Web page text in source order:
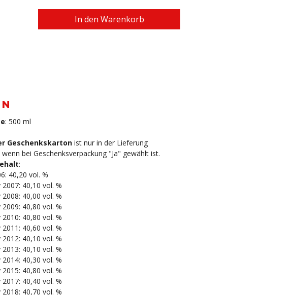
In den Warenkorb
: 500 ml
Geschenkskarton ist nur in der Lieferung
bei Geschenksverpackung "Ja" gewählt ist.
:
40,20 vol. %
40,10 vol. %
40,00 vol. %
40,80 vol. %
40,80 vol. %
40,60 vol. %
40,10 vol. %
40,10 vol. %
40,30 vol. %
40,80 vol. %
40,40 vol. %
40,70 vol. %